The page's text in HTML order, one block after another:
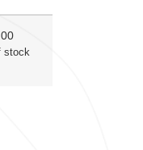
stock